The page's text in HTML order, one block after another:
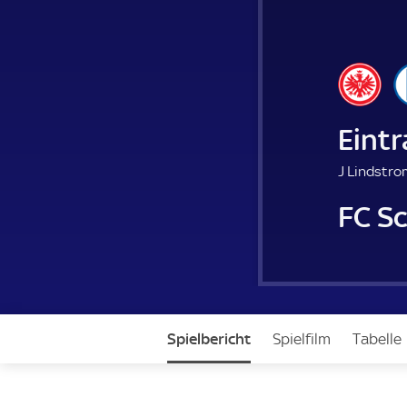
J
FC
Spielbericht Spielfilm Tabelle